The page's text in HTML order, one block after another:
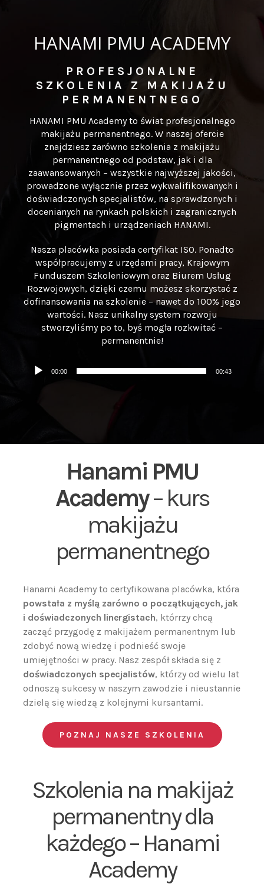
HANAMI PMU ACADEMY
PROFESJONALNE
SZKOLENIA Z MAKIJAŻU
PERMANENTNEGO
HANAMI PMU Academy to świat profesjonalnego
makijażu permanentnego. W naszej ofercie
znajdziesz zarówno szkolenia z makijażu
permanentnego od podstaw, jak i dla
zaawansowanych – wszystkie najwyższej jakości,
prowadzone wyłącznie przez wykwalifikowanych i
doświadczonych specjalistów, na sprawdzonych i
docenianych na rynkach polskich i zagranicznych
pigmentach i urządzeniach HANAMI.
Nasza placówka posiada certyfikat ISO. Ponadto
współpracujemy z urzędami pracy, Krajowym
Funduszem Szkoleniowym oraz Biurem Usług
Rozwojowych, dzięki czemu możesz skorzystać z
dofinansowania na szkolenie – nawet do 100% jego
wartości. Nasz unikalny system rozwoju
stworzyliśmy po to, byś mogła rozkwitać –
permanentnie!
Odtwarzacz
00:00 00:43
Hanami PMU
Academy– kurs
makijażu
permanentnego
Hanami Academy to certyfikowana placówka, która
powstała z myślą zarówno o początkujących, jak
i doświadczonych linergistach, którrzy chcą
zacząć przygodę z makijażem permanentnym lub
zdobyć nową wiedzę i podnieść swoje
umiejętności w pracy. Nasz zespół składa się z
doświadczonych specjalistów, którzy od wielu lat
odnoszą sukcesy w naszym zawodzie i nieustannie
dzielą się wiedzą z kolejnymi kursantami.
POZNAJ NASZE SZKOLENIA
Szkolenia na makijaż
permanentny dla
każdego – Hanami
Academy